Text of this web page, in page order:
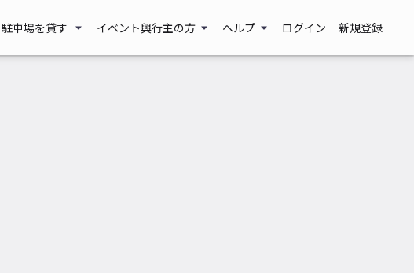
駐車場を貸す イベント興行主の方 ヘルプ ログイン 新規登録